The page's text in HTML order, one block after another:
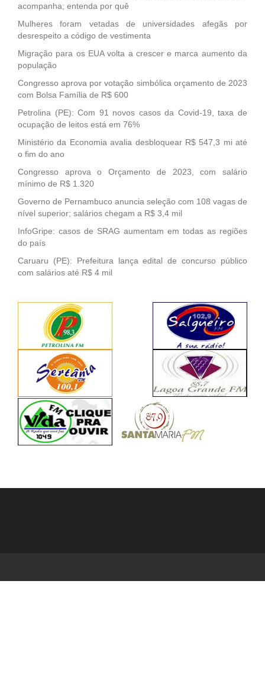
acompanha; entenda por quê
Mulheres foram vetadas de universidades afegãs por
desrespeito a código de vestimenta
Migração para os EUA volta a crescer e marca aumento da
população
Congresso aprova por votação simbólica orçamento de 2023
com Bolsa Família de R$ 600
Petrolina (PE): Com 91 novos casos da Covid-19, taxa de
ocupação de leitos está em 76%
Ministério da Economia avalia desbloquear R$ 547,3 mi até
o fim do ano
Congresso aprova o Orçamento de 2023, com salário
mínimo de R$ 1.320
Governo de Pernambuco anuncia seleção com 108 vagas de
nível superior; salários chegam a R$ 3,4 mil
InfoGripe: casos de SRAG aumentam em todas as regiões
do país
Caruaru (PE): Prefeitura lança edital de concurso público
com salários até R$ 4 mil